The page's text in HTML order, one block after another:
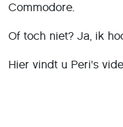
Commodore.
Of toch niet? Ja, ik
Hier vindt u Peri's